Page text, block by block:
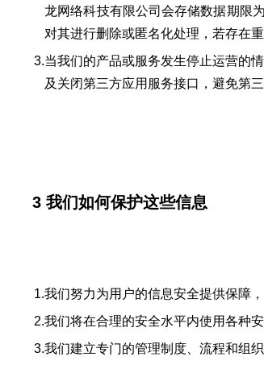
龙网络科技有限公司会存储数据期限
对其进行删除或匿名化处理，若存在
3.当我们的产品或服务发生停止运营的
及关闭第三方应用服务接口，避免第
3 我们如何保护这些信息
1.我们努力为用户的信息安全提供保障
2.我们将在合理的安全水平内使用各种
3.我们建立专门的管理制度、流程和组